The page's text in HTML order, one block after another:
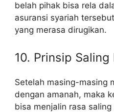
belah pihak bisa rela
asuransi syariah
yang merasa dirugikan.
10. Prinsip Saling
Setelah masing-masing
dengan amanah, maka
bisa menjalin rasa